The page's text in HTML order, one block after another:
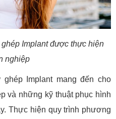
Implant được thực hiện
nghiệp
Implant mang đến cho
và những kỹ thuật phục hình
Thực hiện quy trình phương